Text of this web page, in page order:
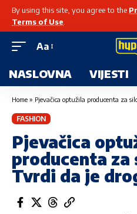
By using this site, you agree to the
Terms of Use
Aa
NASLOVNA VIJESTI
Home » Pjevačica optužila producenta za
FASHION
Pjevačica
producenta za
Tvrdi da je